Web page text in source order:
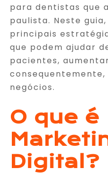
para dentistas que
paulista. Neste
principais
que podem ajudar
pacientes,
consequentemente,
negócios.
O que é
Digital?